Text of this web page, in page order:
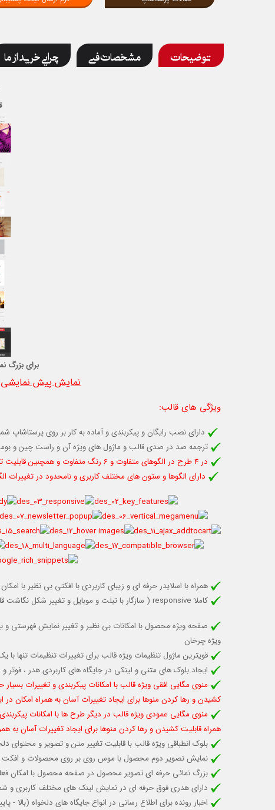
توضیحات مشخصات فنی چرایی خرید از ما
برای بزرگ
نمایش پیش نمایشی
ویژگی های قالب:
دارای نصب رایگان و پیکربندی و آماده به کار بر روی پرستاشاپ
ترجمه صد در صدی قالب و ماژول های ویژه آن و راست چین و
در 4 طرح در الگوهای متفاوت و 6 رنگ متفاوت و همچنين قابلیت تغيير نامحدود رنگ با درج کد رنگی
دارای الگوها و ستون های مختلف کاربری و نامحدود در تغییرات
همراه با اسلایدر حرفه ای و زیبای کاربردی با افکتی بی نظیر با
کاملا responsive (
سازگار با تبلت و موبایل و تغییر شکل نگاشت
صفحه ویژه محصول با امکانات بی نظیر و تغییر نمایش فهرستی
ویژه چرخان
قویترین ماژول تنظیمات ویژه قالب برای تغییرات تنظیمات تنها
ایجاد بلوک های متنی و لینکی در جایگاه های کاربردی هدر ،
منوی مگایی افقی ویژه قالب با امکانات پیکربندی و تغییرات
کشیدن و رها کردن منوها برای ایجاد تغییرات آسان به همراه امکان
منوی مگایی عمودی ویژه قالب در دیگر طرح ها با امکانات
همراه قابلیت کشیدن و رها کردن منوها برای ایجاد تغییرات آسان به
بلوک انطباقی ویژه قالب با قابلیت تغییر متن و تصویر و محتوای
نمایش تصویر دوم محصول با موس روی بر روی محصولات و
بزرگ نمائی حرفه ای تصویر محصول در صفحه محصول با امکان
دارای هدری فوق حرفه ای در نمایش لینک های مختلف کاربری و
اخبار رونده برای اطلاع رسانی در انواع جایگاه های دلخواه